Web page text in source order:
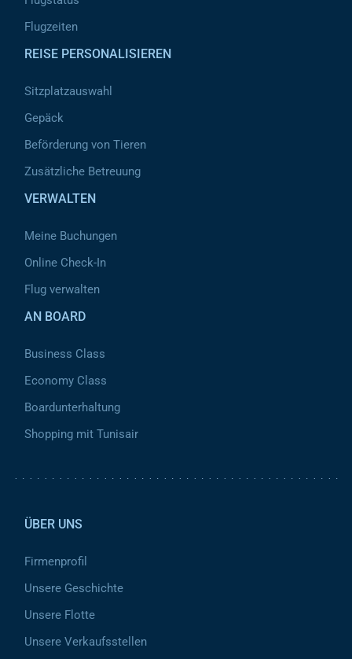
Flugzeiten
REISE PERSONALISIEREN
Sitzplatzauswahl
Gepäck
Beförderung von Tieren
Zusätzliche Betreuung
VERWALTEN
Meine Buchungen
Online Check-In
Flug verwalten
AN BOARD
Business Class
Economy Class
Boardunterhaltung
Shopping mit Tunisair
ÜBER UNS
Firmenprofil
Unsere Geschichte
Unsere Flotte
Unsere Verkaufsstellen